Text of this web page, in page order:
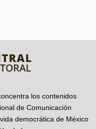
los contenidos
de Comunicación
democrática de México